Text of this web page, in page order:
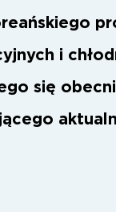
i
się